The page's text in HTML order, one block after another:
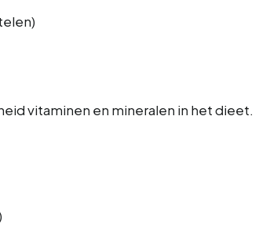
vitaminen en mineralen in het dieet.